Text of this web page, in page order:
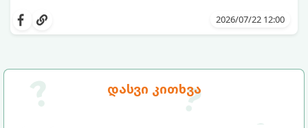
დასვი კითხვა
სიგრილისა“ და სიახლის ეფექტის მიღწევა
ინგრედიენტი დაგჭირდებათ, რომლებიც
2026/07/22 12:00